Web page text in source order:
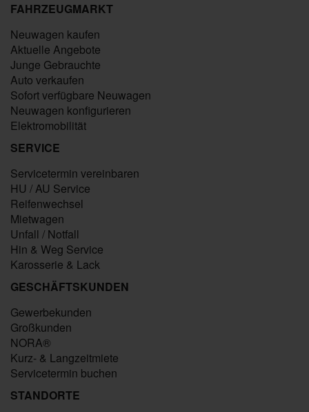
FAHRZEUGMARKT
Neuwagen kaufen
Aktuelle Angebote
Junge Gebrauchte
Auto verkaufen
Sofort verfügbare Neuwagen
Neuwagen konfigurieren
Elektromobilität
SERVICE
Servicetermin vereinbaren
HU / AU Service
Reifenwechsel
Mietwagen
Unfall / Notfall
Hin & Weg Service
Karosserie & Lack
GESCHÄFTSKUNDEN
Gewerbekunden
Großkunden
NORA®
Kurz- & Langzeitmiete
Servicetermin buchen
STANDORTE